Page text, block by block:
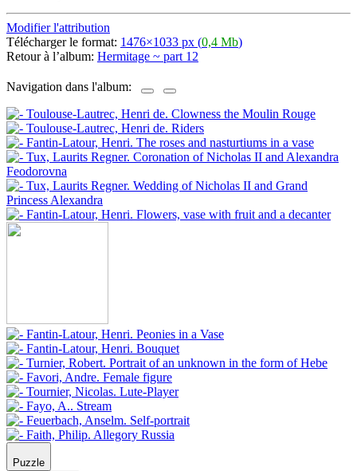
Modifier l'attribution
Télécharger le format: 1476×1033 px (0,4 Mb)
Retour à l’album: Hermitage ~ part 12
Navigation dans l'album:
Puzzle